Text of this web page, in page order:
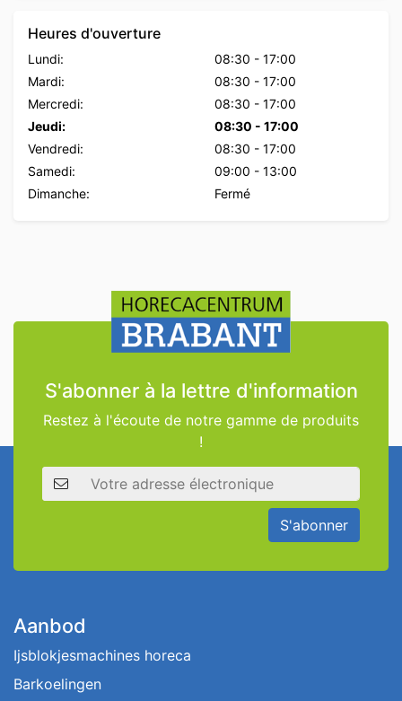
Heures d'ouverture
Lundi: 08:30 - 17:00
Mardi:
08:30 - 17:00
Mercredi:
08:30 - 17:00
Jeudi:
08:30 - 17:00
Vendredi:
08:30 - 17:00
Samedi:
09:00 - 13:00
Dimanche:
Fermé
S'abonner à la lettre d'information
Restez à l'écoute de notre gamme de produits
!
Adresse électronique
S'abonner
Aanbod
Ijsblokjesmachines horeca
Barkoelingen